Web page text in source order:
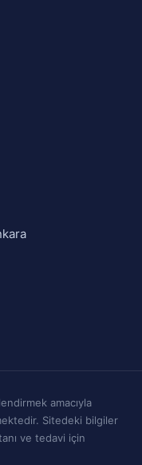
amacıyla
Sitedeki bilgiler
ve tedavi için